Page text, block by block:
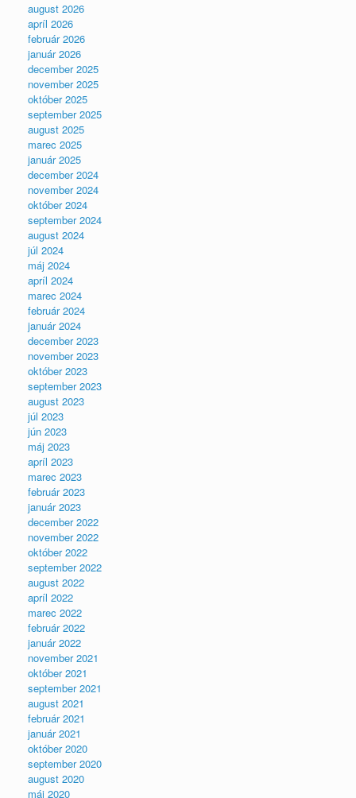
august 2026
apríl 2026
február 2026
január 2026
december 2025
november 2025
október 2025
september 2025
august 2025
marec 2025
január 2025
december 2024
november 2024
október 2024
september 2024
august 2024
júl 2024
máj 2024
apríl 2024
marec 2024
február 2024
január 2024
december 2023
november 2023
október 2023
september 2023
august 2023
júl 2023
jún 2023
máj 2023
apríl 2023
marec 2023
február 2023
január 2023
december 2022
november 2022
október 2022
september 2022
august 2022
apríl 2022
marec 2022
február 2022
január 2022
november 2021
október 2021
september 2021
august 2021
február 2021
január 2021
október 2020
september 2020
august 2020
máj 2020